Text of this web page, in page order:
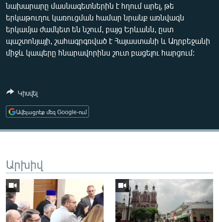
ԿՈՐՈՆԱՎԻՐՈՒՍ
ԱՐԽԻՎ
ՏԵՍԱՆՅՈՒԹԵՐ
ԲԱՆԱՎԵՃ
ՓՈԴՔԱՍԹ
Հայերեն
ՀԵՏԵՎԵՔ ՄԵԶ
Auto 240p 360p 480p
720p
360p
480p
720p
1080p
նախարարը մասնագետներին է հղում արել, թե
երկաթուղու կառուցման համար նրանք առնվազն
երկամյա ժամկետ են նշում, բայց Երևանն, ըստ
պաշտոնյայի, շահագրգռված է Հայաստանի և Ադրբեջանի
միջև կապերը հնարավորինս շուտ բացելու հարցում:
Կիսվել
Ավելացրեք մեզ Google-ում
Արխիվ